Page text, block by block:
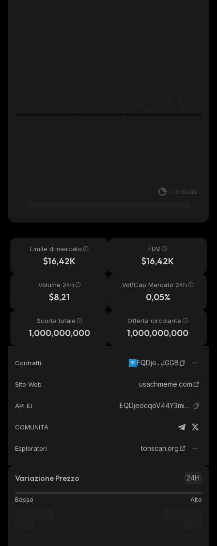
Limite di mercato
$16,42K
FDV
$16,42K
Volume 24h
$8,21
Vol/Cap Mercato 24h
0,05%
Scorta totale
1,000,000,000
Offerta circolante
1,000,000,000
Contratti EQDje...JGGB
Sito Web usachmeme.com
API ID EQDjeocqoV44Y3miqstuQ0cT5BxSV05E2qEV2VY1OXRQJGGB_the-open-network
COMUNITÀ
Esploratori tonscan.org
Variazione Prezzo 24H
Basso Alto